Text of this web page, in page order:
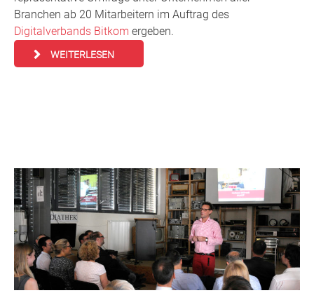
Branchen ab 20 Mitarbeitern im Auftrag des
Digitalverbands Bitkom ergeben.
WEITERLESEN